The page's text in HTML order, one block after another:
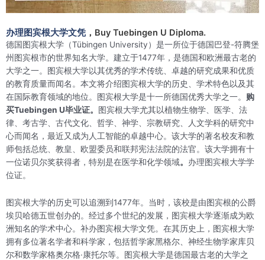
办理图宾根大学文凭 ，Buy Tuebingen U Diploma.
德国图宾根大学（Tübingen University）是一所位于德国巴登-符腾堡
州图宾根市的世界知名大学。建立于1477年，是德国和欧洲最古老的
大学之一。图宾根大学以其优秀的学术传统、卓越的研究成果和优质
的教育质量而闻名。本文将介绍图宾根大学的历史、学术特色以及其
在国际教育领域的地位。图宾根大学是十一所德国优秀大学之一。 购
买Tuebingen U毕业证。 图宾根大学尤其以植物生物学、医学、法
律、考古学、古代文化、哲学、神学、宗教研究、人文学科的研究中
心而闻名，最近又成为人工智能的卓越中心。该大学的著名校友和教
师包括总统、教皇、欧盟委员和联邦宪法法院的法官。该大学拥有十
一位诺贝尔奖获得者，特别是在医学和化学领域。 办理图宾根大学学
位证。
图宾根大学的历史可以追溯到1477年。当时，该校是由图宾根的公爵
埃贝哈德五世创办的。经过多个世纪的发展，图宾根大学逐渐成为欧
洲知名的学术中心。补办图宾根大学文凭。在其历史上，图宾根大学
拥有多位著名学者和科学家，包括哲学家黑格尔、神经生物学家库贝
尔和数学家格奥尔格·康托尔等。图宾根大学是德国最古老的大学之